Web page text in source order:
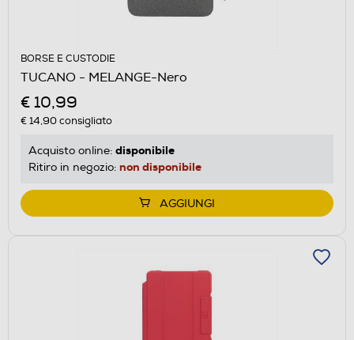
BORSE E CUSTODIE
TUCANO - MELANGE-Nero
€ 10,99
€ 14,90consigliato
Acquisto online: disponibile
Ritiro in negozio: non disponibile
AGGIUNGI